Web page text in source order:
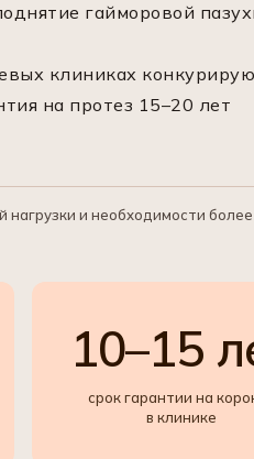
гайморовой
клиниках
на протез 15–20 лет
и необходимости
10–15
срок гарантии на
в клинике